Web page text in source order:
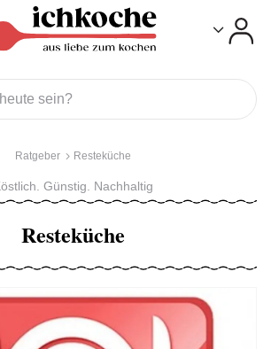
Ratgeber Resteküche
Günstig. Nachhaltig
Resteküche